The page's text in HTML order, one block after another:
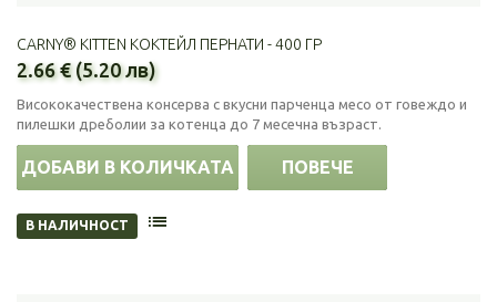
CARNY® KITTEN КОКТЕЙЛ ПЕРНАТИ - 400 ГР
2.66 € (5.20 лв)
Висококачествена консерва с вкусни парченца месо от говеждо и
пилешки дреболии за котенца до 7 месечна възраст.
ДОБАВИ В КОЛИЧКАТА ПОВЕЧЕ
В НАЛИЧНОСТ